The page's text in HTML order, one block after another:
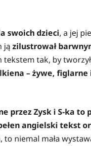
swoich dzieci, a jej
ją zilustrował
tekstem tak, by
– żywe, figlarne i
przez Zysk i S-ka to
angielski tekst
to niemal mała